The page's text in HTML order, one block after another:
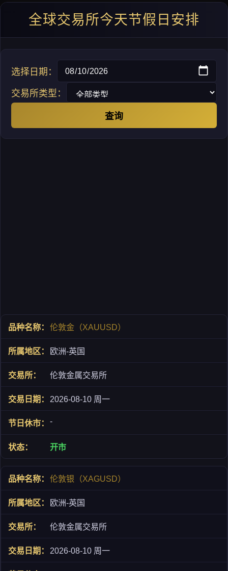
全球交易所今天节假日安排
选择日期：
交易所类型：
查询
伦敦金（XAUUSD）
欧洲-英国
伦敦金属交易所
2026-08-10 周一
-
开市
伦敦银（XAGUSD）
欧洲-英国
伦敦金属交易所
2026-08-10 周一